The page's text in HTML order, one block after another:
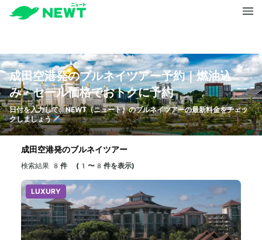
成田空港発のブルネイツアー予約｜燃油込
み・セール価格でおトクに予約
日付を入力して、NEWT（ニュート）のブルネイツアーの最新料金をチェッ
クしましょう✈️
成田空港発のブルネイツアー
検索結果 8件 (1〜8件を表示)
LUXURY